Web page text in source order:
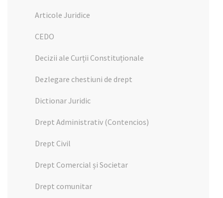
Articole Juridice
CEDO
Decizii ale Curții Constituționale
Dezlegare chestiuni de drept
Dictionar Juridic
Drept Administrativ (Contencios)
Drept Civil
Drept Comercial și Societar
Drept comunitar